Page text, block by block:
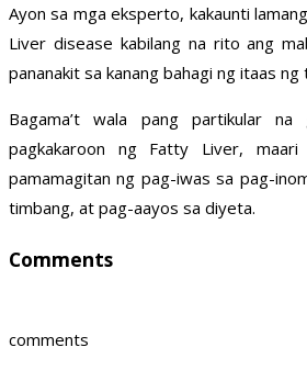
Ayon sa mga eksperto, kakaunti
Liver disease kabilang na rito ang
pananakit sa kanang bahagi ng itaas ng
Bagama’t wala pang partikular
pagkakaroon ng Fatty Liver,
pamamagitan ng pag-iwas sa pag-
timbang, at pag-aayos sa diyeta.
Comments
comments